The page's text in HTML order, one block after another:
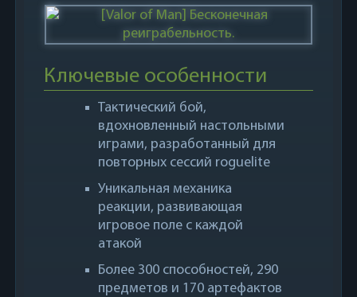
Ключевые особенности
Тактический бой,
вдохновленный настольными
играми, разработанный для
повторных сессий roguelite
Уникальная механика
реакции, развивающая
игровое поле с каждой
атакой
Более 300 способностей, 290
предметов и 170 артефактов